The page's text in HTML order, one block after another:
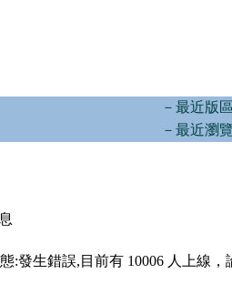
－最近版
－最近瀏
:發生錯誤,目前有 10006 人上線